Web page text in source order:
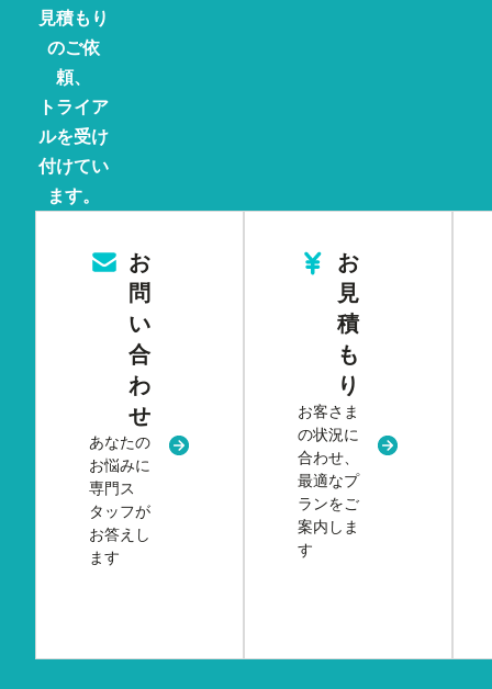
見積もり
のご依
頼、
トライア
ルを受け
付けてい
ます。
お
問
い
合
わ
せ
あなたの
お悩みに
専門ス
タッフが
お答えし
ます
新規タブまたはウィンドウで開く
お
見
積
も
り
お客さま
の状況に
合わせ、
最適なプ
ランをご
案内しま
す
新規タブま